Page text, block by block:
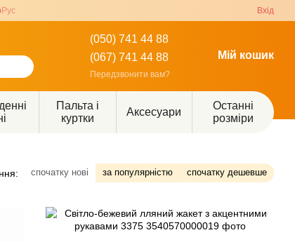
Рус Вхід
(050) 741 44 88
(067) 741 44 88
Передзвонити вам?
Мій кошик
Пальта і
куртки
Аксесуари
Останні
розміри
спочатку нові за популярністю спочатку дешевше